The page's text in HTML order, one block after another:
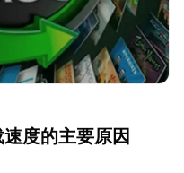
度的主要原因